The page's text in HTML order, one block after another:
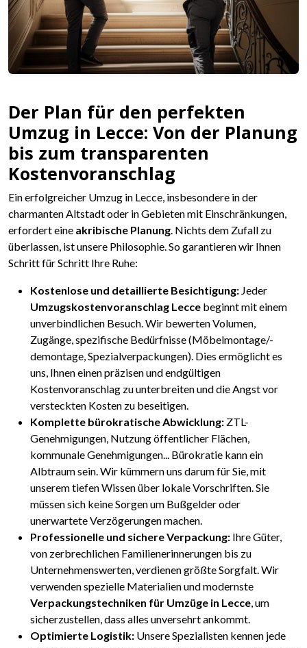
Der Plan für den perfekten
Umzug in Lecce: Von der Planung
bis zum transparenten
Kostenvoranschlag
Ein erfolgreicher Umzug in Lecce, insbesondere in der
charmanten Altstadt oder in Gebieten mit Einschränkungen,
erfordert eine akribische Planung . Nichts dem Zufall zu
überlassen, ist unsere Philosophie. So garantieren wir Ihnen
Schritt für Schritt Ihre Ruhe:
Kostenlose und detaillierte Besichtigung: Jeder
Umzugskostenvoranschlag Lecce beginnt mit einem
unverbindlichen Besuch. Wir bewerten Volumen,
Zugänge, spezifische Bedürfnisse (Möbelmontage/-
demontage, Spezialverpackungen). Dies ermöglicht es
uns, Ihnen einen präzisen und endgültigen
Kostenvoranschlag zu unterbreiten und die Angst vor
versteckten Kosten zu beseitigen.
Komplette bürokratische Abwicklung: ZTL-
Genehmigungen, Nutzung öffentlicher Flächen,
kommunale Genehmigungen... Bürokratie kann ein
Albtraum sein. Wir kümmern uns darum für Sie, mit
unserem tiefen Wissen über lokale Vorschriften. Sie
müssen sich keine Sorgen um Bußgelder oder
unerwartete Verzögerungen machen.
Professionelle und sichere Verpackung: Ihre Güter,
von zerbrechlichen Familienerinnerungen bis zu
Unternehmenswerten, verdienen größte Sorgfalt. Wir
verwenden spezielle Materialien und modernste
Verpackungstechniken für Umzüge in Lecce , um
sicherzustellen, dass alles unversehrt ankommt.
Optimierte Logistik: Unsere Spezialisten kennen jede